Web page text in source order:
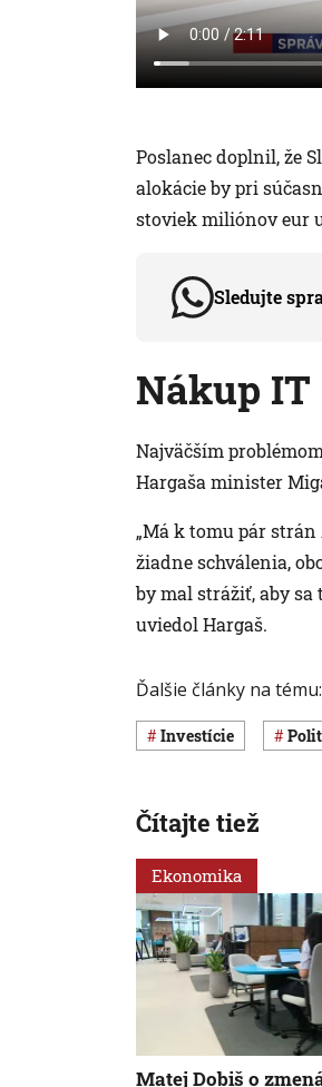
Poslanec doplnil, že
alokácie by pri
stoviek miliónov eur
Sledujte
Nákup
Najväčším
Hargaša minister
„Má k tomu pár
žiadne schválenia,
by mal strážiť, aby sa
uviedol Hargaš.
Ďalšie články na tému:
Investície
Čítajte tiež
Ekonomika
Matej Dobiš o